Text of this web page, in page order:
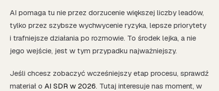
AI pomaga tu nie przez dorzucenie większej liczby leadów,
tylko przez szybsze wychwycenie ryzyka, lepsze priorytety
i trafniejsze działania po rozmowie. To środek lejka, a nie
jego wejście, jest w tym przypadku najważniejszy.
Jeśli chcesz zobaczyć wcześniejszy etap procesu, sprawdź
materiał o AI SDR w 2026. Tutaj interesuje nas moment, w